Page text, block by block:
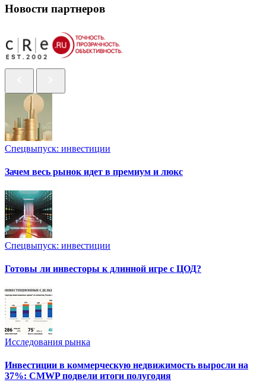
Новости партнеров
Спецвыпуск: инвестиции
Зачем весь рынок идет в премиум и люкс
Спецвыпуск: инвестиции
Готовы ли инвесторы к длинной игре с ЦОД?
Исследования рынка
Инвестиции в коммерческую недвижимость выросли на
37%: CMWP подвели итоги полугодия